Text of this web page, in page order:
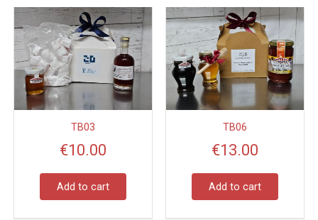
TB03
€10.00
Add to cart
TB06
€13.00
Add to cart